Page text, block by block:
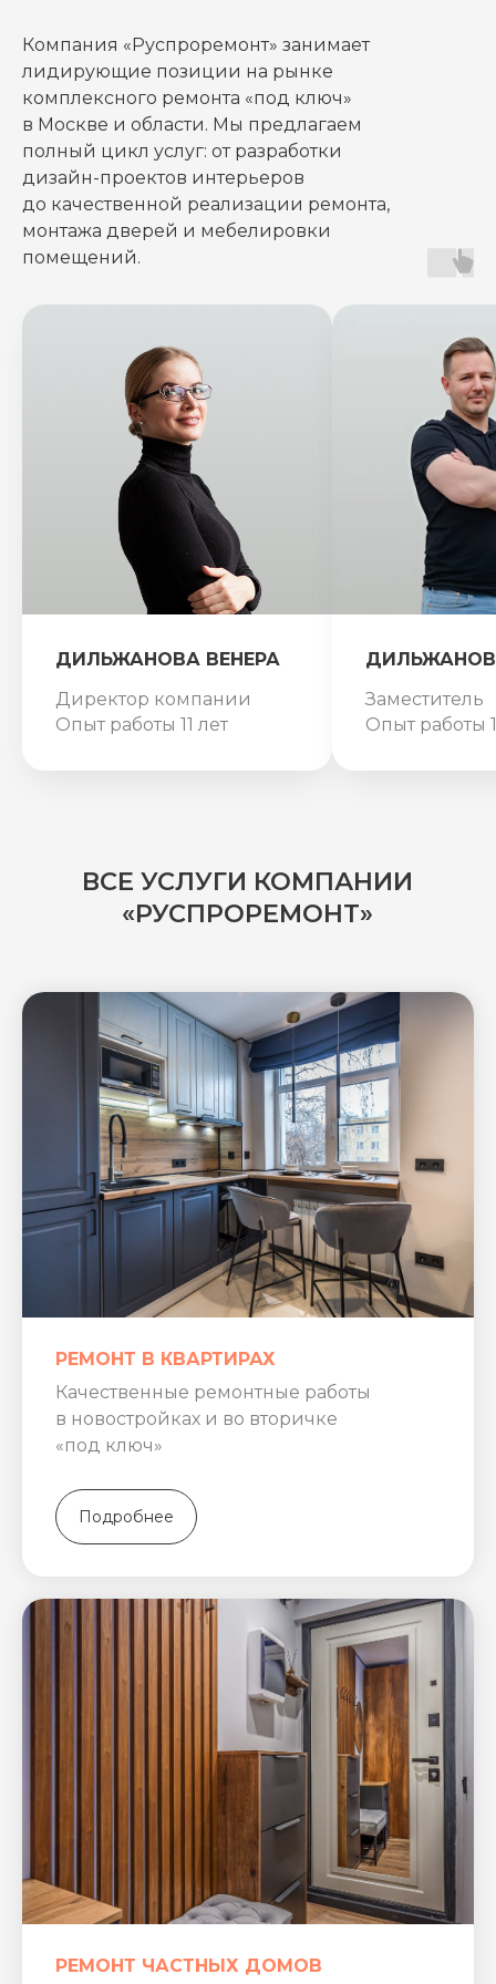
ни одного конфликта. Всем
рекомендуем эту фирму. Опять же,
цены у них вполне демократичные.
Компания «Руспроремонт» занимает
лидирующие позиции на рынке
комплексного ремонта «под ключ»
в Москве и области. Мы предлагаем
полный цикл услуг: от разработки
дизайн-проектов интерьеров
до качественной реализации ремонта,
монтажa дверей и мебелировки
помещений.
ДИЛЬЖАНОВА ВЕНЕРА
Директор компании
Опыт работы 11 лет
Заместитель
Опыт работы
РЕМОНТ В КВАРТИРАХ
Качественные ремонтные работы
в новостройках и во вторичке
«под ключ»
Подробнее
РЕМОНТ ЧАСТНЫХ ДОМОВ